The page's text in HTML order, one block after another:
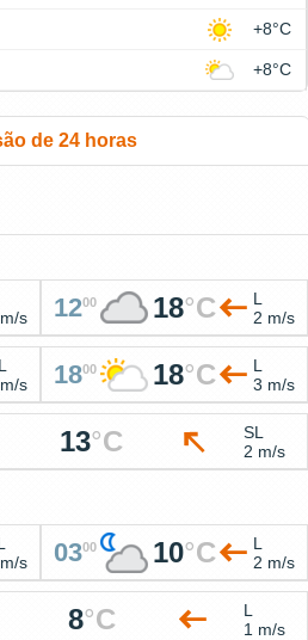
+8°C
+8°C
de 24 horas
s
1200 18°C
L
2 m/s
s
1800 18°C
L
3 m/s
13°C
SL
2 m/s
s
0300 10°C
L
2 m/s
8°C
L
1 m/s